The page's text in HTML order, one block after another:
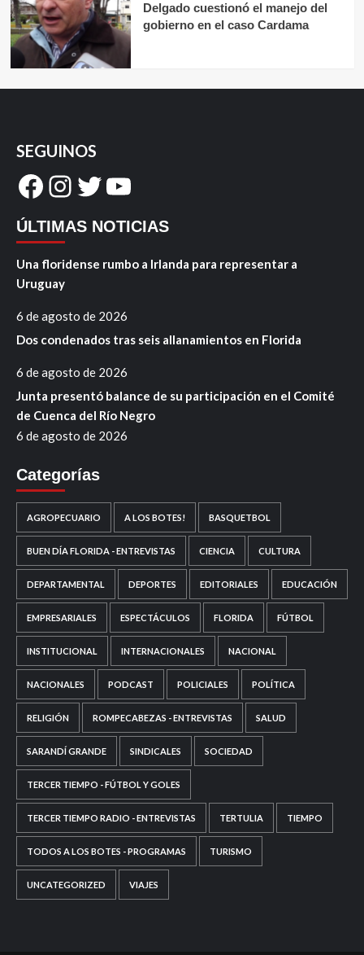
Delgado cuestionó el manejo del
gobierno en el caso Cardama
SEGUINOS
Facebook
Instagram
Twitter
YouTube
ÚLTIMAS NOTICIAS
Una floridense rumbo a Irlanda para representar a
Uruguay
6 de agosto de 2026
Dos condenados tras seis allanamientos en Florida
6 de agosto de 2026
Junta presentó balance de su participación en el Comité
de Cuenca del Río Negro
6 de agosto de 2026
Categorías
AGROPECUARIO A LOS BOTES! BASQUETBOL
BUEN DÍA FLORIDA - ENTREVISTAS CIENCIA CULTURA
DEPARTAMENTAL DEPORTES EDITORIALES EDUCACIÓN
EMPRESARIALES ESPECTÁCULOS FLORIDA FÚTBOL
INSTITUCIONAL INTERNACIONALES NACIONAL
NACIONALES PODCAST POLICIALES POLÍTICA
RELIGIÓN ROMPECABEZAS - ENTREVISTAS SALUD
SARANDÍ GRANDE SINDICALES SOCIEDAD
TERCER TIEMPO - FÚTBOL Y GOLES
TERCER TIEMPO RADIO - ENTREVISTAS TERTULIA TIEMPO
TODOS A LOS BOTES - PROGRAMAS TURISMO
UNCATEGORIZED VIAJES